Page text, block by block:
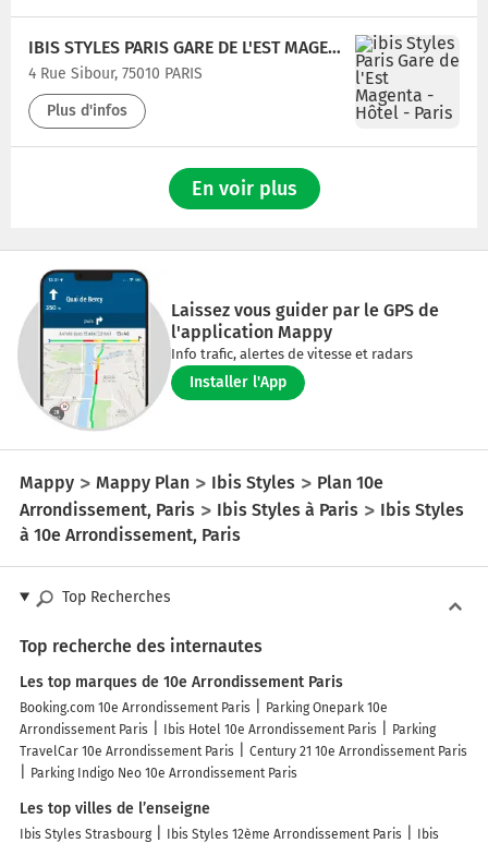
IBIS STYLES PARIS GARE DE L'EST MAGENTA
4 Rue Sibour, 75010 PARIS
Plus d'infos
En voir plus
Laissez vous guider par le GPS de
l'application Mappy
Info trafic, alertes de vitesse et radars
Installer l'App
Mappy Mappy Plan Ibis Styles
Plan 10e
Arrondissement, Paris
Ibis Styles à Paris
Ibis Styles
à 10e Arrondissement, Paris
Top Recherches
Top recherche des internautes
Les top marques de 10e Arrondissement Paris
Booking.com 10e Arrondissement Paris
Parking Onepark 10e
Arrondissement Paris
Ibis Hotel 10e Arrondissement Paris
Parking
TravelCar 10e Arrondissement Paris
Century 21 10e Arrondissement Paris
Parking Indigo Neo 10e Arrondissement Paris
Les top villes de l’enseigne
Ibis Styles Strasbourg Ibis Styles 12ème Arrondissement Paris
Ibis